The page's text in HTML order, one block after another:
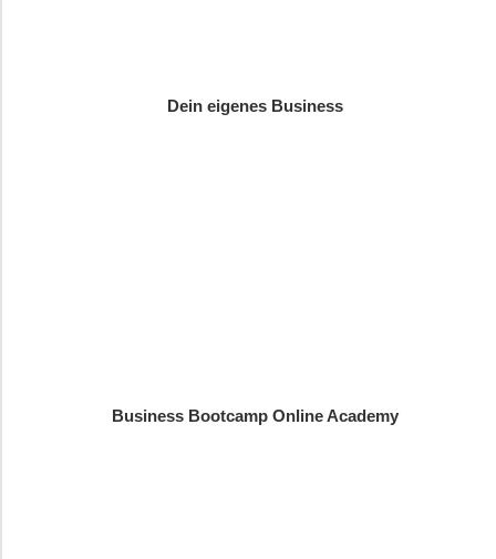
Dein eigenes Business
Business Bootcamp Online Academy